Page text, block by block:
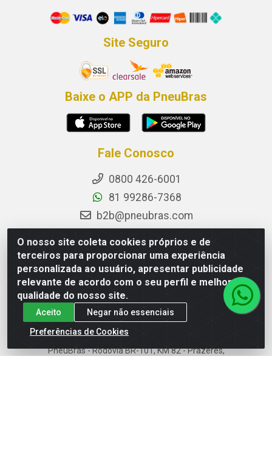
O nosso site coleta cookies próprios e de
terceiros para proporcionar uma experiência
personalizada ao usuário, apresentar publicidade
relevante de acordo com o seu perfil e melhorar a
qualidade do nosso site.
Aceito
Negar não essenciais
Preferências de Cookies
Site Seguro
Baixe o APP da PneuBras
Fale Conosco
0800 426-6001
81 99286-7368
b2b@pneubras.com
Instagram
Facebook
Privacidade e Dados (DPO):
dpo.pneubras@pneubras.com
PneuBras - Rodovia BR-101, KM 82 - Prazeres,